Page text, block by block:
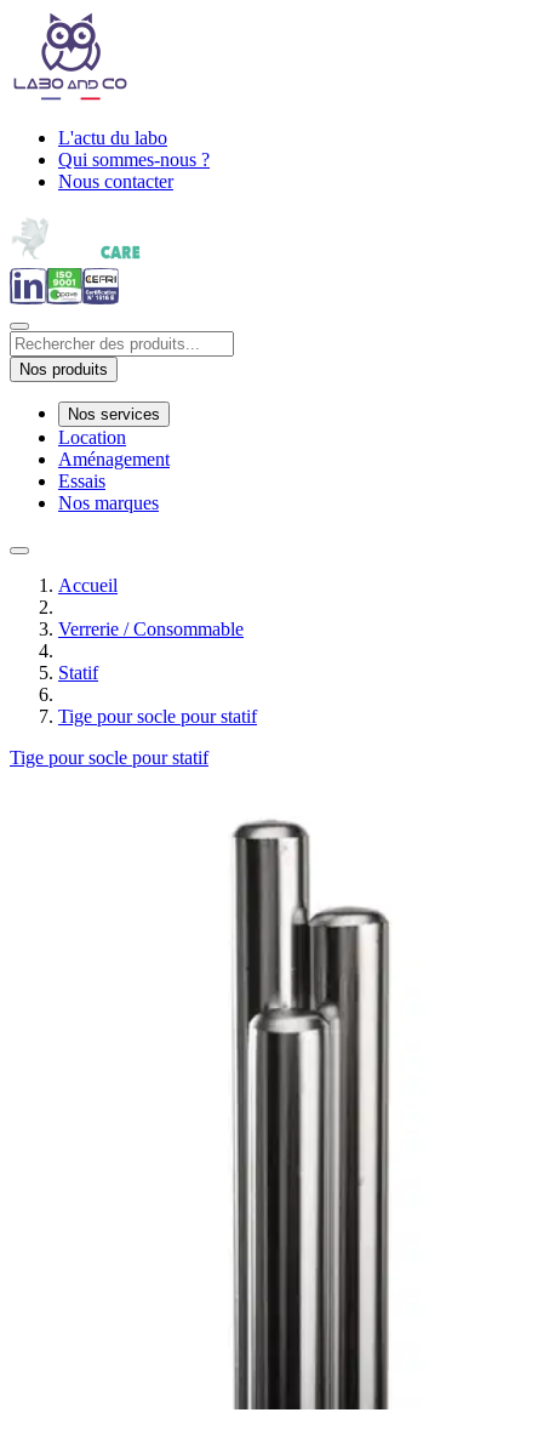
L'actu du labo
Qui sommes-nous ?
Nous contacter
Nos produits
Nos services
Location
Aménagement
Essais
Nos marques
Accueil
Verrerie / Consommable
Statif
Tige pour socle pour statif
Tige pour socle pour statif